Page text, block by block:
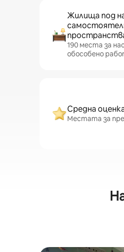
Жилища под
190 места за
обособено
Средна
Местата за